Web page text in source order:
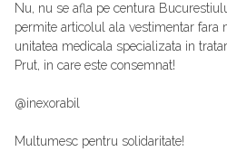
Nu, nu se afla pe centura
permite articolul ala vestimentar fara
unitatea medicala specializata in
Prut, in care este consemnat!
@inexorabil
Multumesc pentru solidaritate!